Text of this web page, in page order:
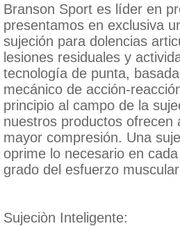
Branson Sport es líder en
presentamos en exclusiva
sujeción para dolencias
lesiones residuales y
tecnología de punta,
mecánico de acción-
principio al campo de la
nuestros productos ofrecen
mayor compresión. Una
oprime lo necesario en
grado del esfuerzo
Sujeciòn Inteligente: